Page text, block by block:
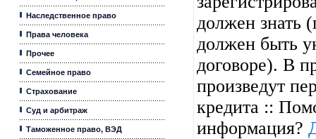
Наследственное право
Права человека
Прочее
Семейное право
Страхование
Суд и арбитраж
Таможенное право, ВЭД
должен знать
должен быть
договоре). В
произведут
кредита ::
информация?